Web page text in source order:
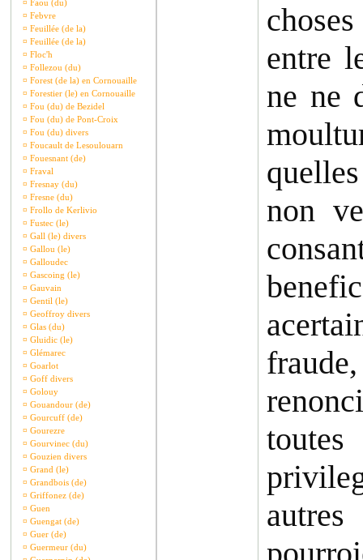
¤ Faou (du)
¤ Febvre
¤ Feuillée (de la)
¤ Feuillée (de la)
¤ Floc'h
¤ Follezou (du)
¤ Forest (de la) en Cornouaille
¤ Forestier (le) en Cornouaille
¤ Fou (du) de Bezidel
¤ Fou (du) de Pont-Croix
¤ Fou (du) divers
¤ Foucault de Lesoulouarn
¤ Fouesnant (de)
¤ Fraval
¤ Fresnay (du)
¤ Fresne (du)
¤ Frollo de Kerlivio
¤ Fustec (le)
¤ Gall (le) divers
¤ Gallou (le)
¤ Galloudec
¤ Gascoing (le)
¤ Gauvain
¤ Gentil (le)
¤ Geoffroy divers
¤ Glas (du)
¤ Gluidic (le)
¤ Glémarec
¤ Goarlot
¤ Goff divers
¤ Golouy
¤ Gouandour (de)
¤ Gourcuff (de)
¤ Gourezre
¤ Gourvinec (du)
¤ Gouzien divers
¤ Grand (le)
¤ Grandbois (de)
¤ Griffonez (de)
¤ Guen
¤ Guengat (de)
¤ Guer (de)
¤ Guermeur (du)
entre
ne ne
non